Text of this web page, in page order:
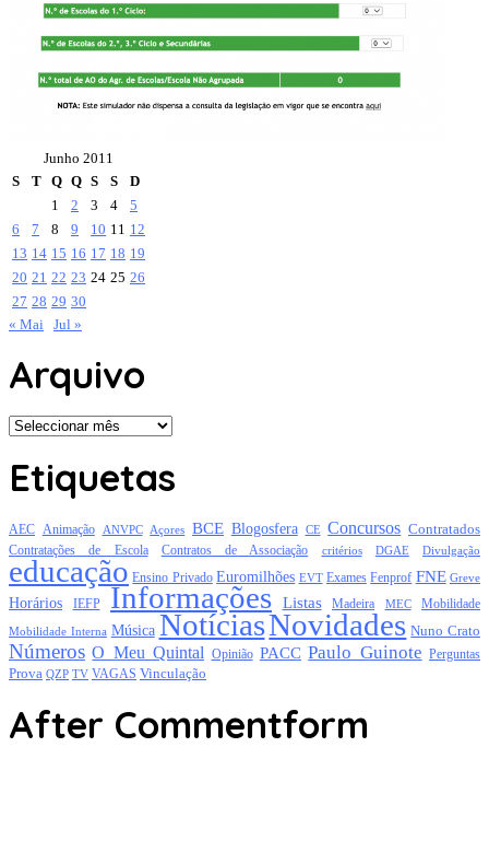
Junho 2011
S
T Q Q S S
D
1
2 3 4
5
6
7 8 9 10 11 12
13 14 15 16 17 18 19
20 21 22 23 24 25 26
27 28 29 30
« Mai Jul »
Arquivo
Arquivo
Etiquetas
AEC Animação ANVPC Açores BCE Blogosfera CE Concursos Contratados
Contratações de Escola Contratos de Associação critérios DGAE Divulgação
educação Ensino Privado Euromilhões EVT Exames Fenprof FNE Greve
Horários IEFP Informações Listas Madeira MEC Mobilidade
Mobilidade Interna Música NotíciasNovidades Nuno Crato
Números O Meu Quintal Opinião PACC Paulo Guinote Perguntas
Prova QZP TV VAGAS Vinculação
After Commentform